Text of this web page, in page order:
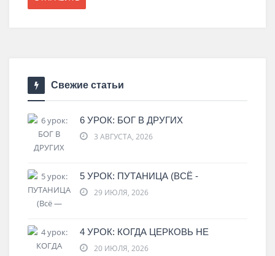
Свежие статьи
6 УРОК: БОГ В ДРУГИХ
3 АВГУСТА, 2026
5 УРОК: ПУТАНИЦА (ВСЁ -
29 ИЮЛЯ, 2026
4 УРОК: КОГДА ЦЕРКОВЬ НЕ
20 ИЮЛЯ, 2026